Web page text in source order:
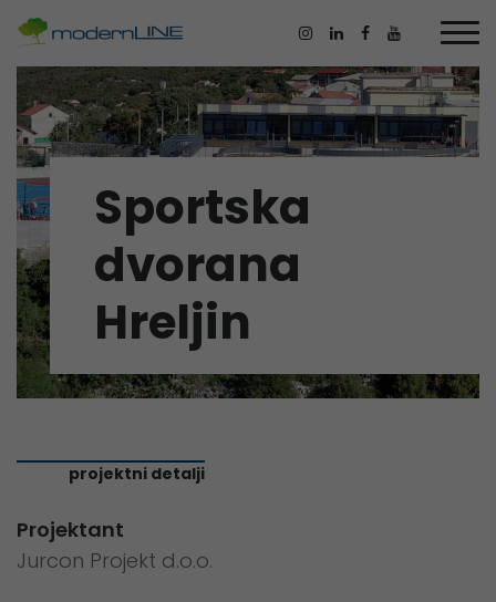
Sportska
dvorana
Hreljin
projektni detalji
Projektant
Jurcon Projekt d.o.o.